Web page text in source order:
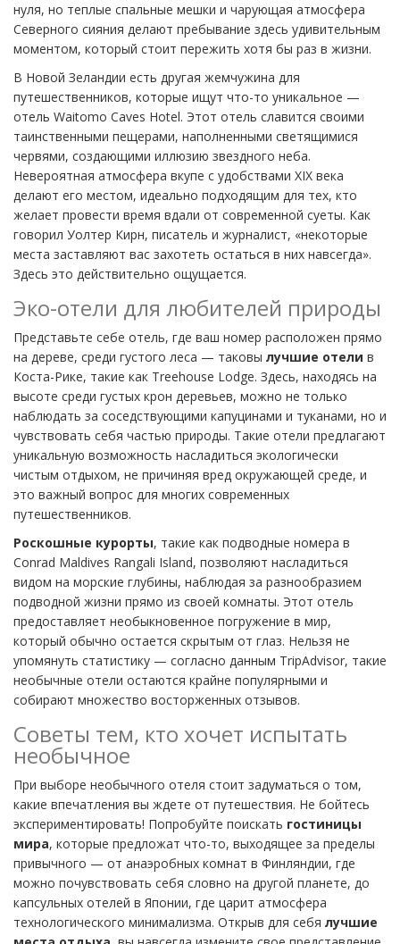
нуля, но теплые спальные мешки и чарующая атмосфера
Северного сияния делают пребывание здесь удивительным
моментом, который стоит пережить хотя бы раз в жизни.
В Новой Зеландии есть другая жемчужина для
путешественников, которые ищут что-то уникальное —
отель Waitomo Caves Hotel. Этот отель славится своими
таинственными пещерами, наполненными светящимися
червями, создающими иллюзию звездного неба.
Невероятная атмосфера вкупе с удобствами XIX века
делают его местом, идеально подходящим для тех, кто
желает провести время вдали от современной суеты. Как
говорил Уолтер Кирн, писатель и журналист, «некоторые
места заставляют вас захотеть остаться в них навсегда».
Здесь это действительно ощущается.
Эко-отели для любителей природы
Представьте себе отель, где ваш номер расположен прямо
на дереве, среди густого леса — таковы лучшие отели в
Коста-Рике, такие как Treehouse Lodge. Здесь, находясь на
высоте среди густых крон деревьев, можно не только
наблюдать за соседствующими капуцинами и туканами, но и
чувствовать себя частью природы. Такие отели предлагают
уникальную возможность насладиться экологически
чистым отдыхом, не причиняя вред окружающей среде, и
это важный вопрос для многих современных
путешественников.
Роскошные курорты, такие как подводные номера в
Conrad Maldives Rangali Island, позволяют насладиться
видом на морские глубины, наблюдая за разнообразием
подводной жизни прямо из своей комнаты. Этот отель
предоставляет необыкновенное погружение в мир,
который обычно остается скрытым от глаз. Нельзя не
упомянуть статистику — согласно данным TripAdvisor, такие
необычные отели остаются крайне популярными и
собирают множество восторженных отзывов.
Советы тем, кто хочет испытать
необычное
При выборе необычного отеля стоит задуматься о том,
какие впечатления вы ждете от путешествия. Не бойтесь
экспериментировать! Попробуйте поискать гостиницы
мира, которые предложат что-то, выходящее за пределы
привычного — от анаэробных комнат в Финляндии, где
можно почувствовать себя словно на другой планете, до
капсульных отелей в Японии, где царит атмосфера
технологического минимализма. Открыв для себя лучшие